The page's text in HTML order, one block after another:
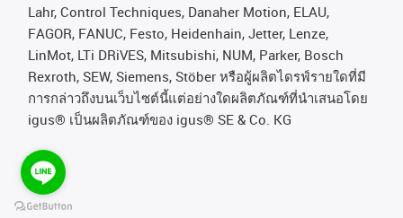
Lahr, Control Techniques, Danaher Motion, ELAU,
FAGOR, FANUC, Festo, Heidenhain, Jetter, Lenze,
LinMot, LTi DRiVES, Mitsubishi, NUM, Parker, Bosch
Rexroth, SEW, Siemens, Stöber หรือผู้ผลิตไดรฟ์รายใดที่มี
การกล่าวถึงบนเว็บไซต์นี้แต่อย่างใดผลิตภัณฑ์ที่นําเสนอโดย
igus® เป็นผลิตภัณฑ์ของ igus® SE & Co. KG